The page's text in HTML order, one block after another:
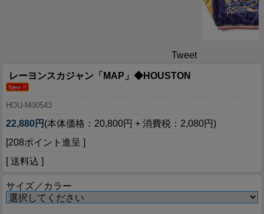
Tweet
レーヨンスカジャン「MAP」◆HOUSTON
HOU-M00543
22,880円 (本体価格：20,800円 + 消費税：2,080円)
[208ポイント進呈 ]
[ 送料込 ]
サイズ／カラー